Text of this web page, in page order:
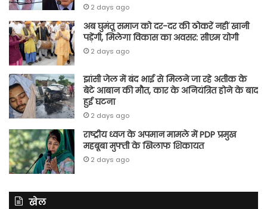
2 days ago
अब घुमंतू समाज को दर-दर की ठोकरें नहीं खानी
पड़ेंगी, मिलेगा विकास का अवसर: सीएम योगी
2 days ago
झांसी जेल में बंद भाई से मिलने जा रहे अतीक के
बेटे आबान की मौत, कार के अनियंत्रित होने के बाद
हुई घटना
2 days ago
राष्ट्रीय ध्वज के अपमान मामले में PDP प्रमुख
महबूबा मुफ्ती के खिलाफ शिकायत
2 days ago
खेल